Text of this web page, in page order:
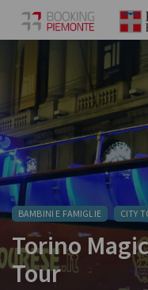
BAMBINI E FAMIGLIE CITY
Torino
Tour